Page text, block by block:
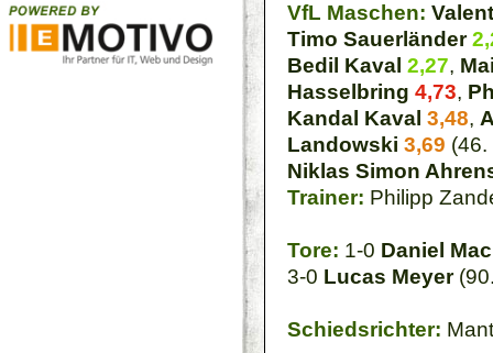
VfL Maschen:
Timo Sauerländer
Bedil Kaval 2,27,
Hasselbring 4,73,
Kandal Kaval 3,48,
Landowski 3,69 (46.
Niklas Simon
Trainer: Philipp
Tore: 1-0 Daniel
3-0 Lucas Meyer
Schiedsrichter: